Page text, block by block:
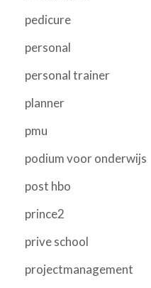
pedicure
personal
personal trainer
planner
pmu
podium voor onderwijs
post hbo
prince2
prive school
projectmanagement